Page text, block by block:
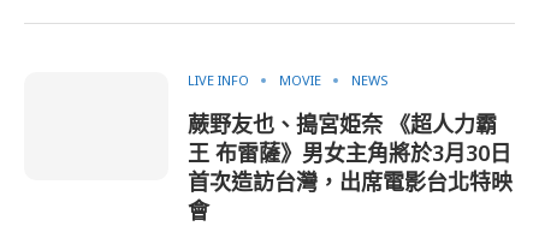
LIVE INFO MOVIE NEWS
蕨野友也、搗宮姫奈 《超人力霸
王 布雷薩》男女主角將於3月30日
首次造訪台灣，出席電影台北特映
會